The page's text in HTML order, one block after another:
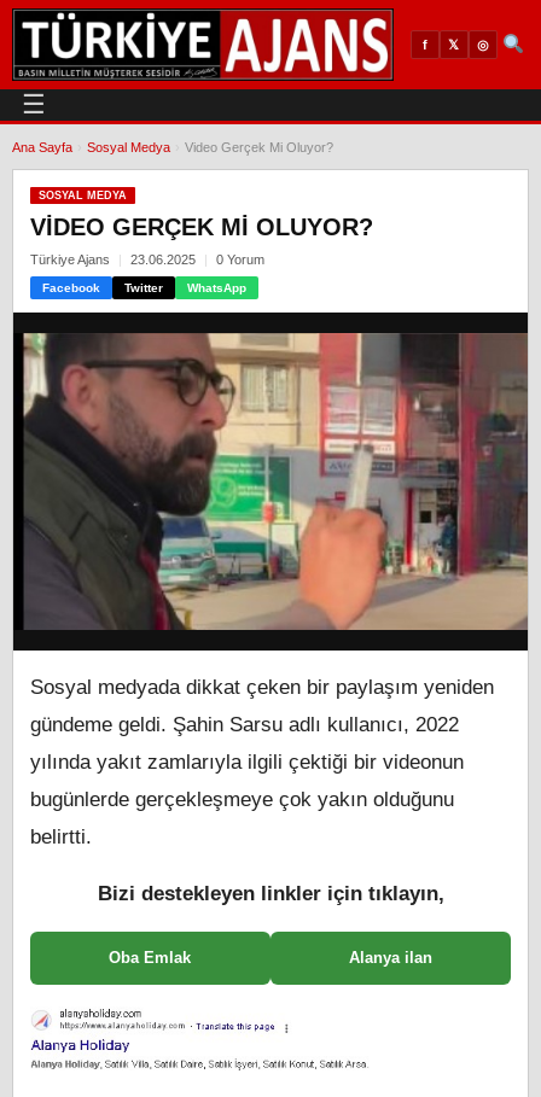
f 𝕏 ◎
☰
Ana Sayfa Sosyal Medya Video Gerçek Mi Oluyor?
SOSYAL MEDYA
VIDEO GERÇEK MI OLUYOR?
Türkiye Ajans 23.06.2025 0 Yorum
Facebook Twitter WhatsApp
Sosyal medyada dikkat çeken bir paylaşım yeniden
gündeme geldi. Şahin Sarsu adlı kullanıcı, 2022
yılında yakıt zamlarıyla ilgili çektiği bir videonun
bugünlerde gerçekleşmeye çok yakın olduğunu
belirtti.
Bizi destekleyen linkler için tıklayın,
Oba Emlak Alanya ilan